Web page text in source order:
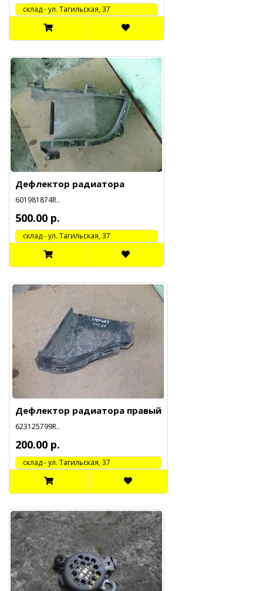
cклад - ул. Тагильская, 37
Дефлектор радиатора
601981874R..
500.00 р.
cклад - ул. Тагильская, 37
Дефлектор радиатора правый
623125799R..
200.00 р.
cклад - ул. Тагильская, 37